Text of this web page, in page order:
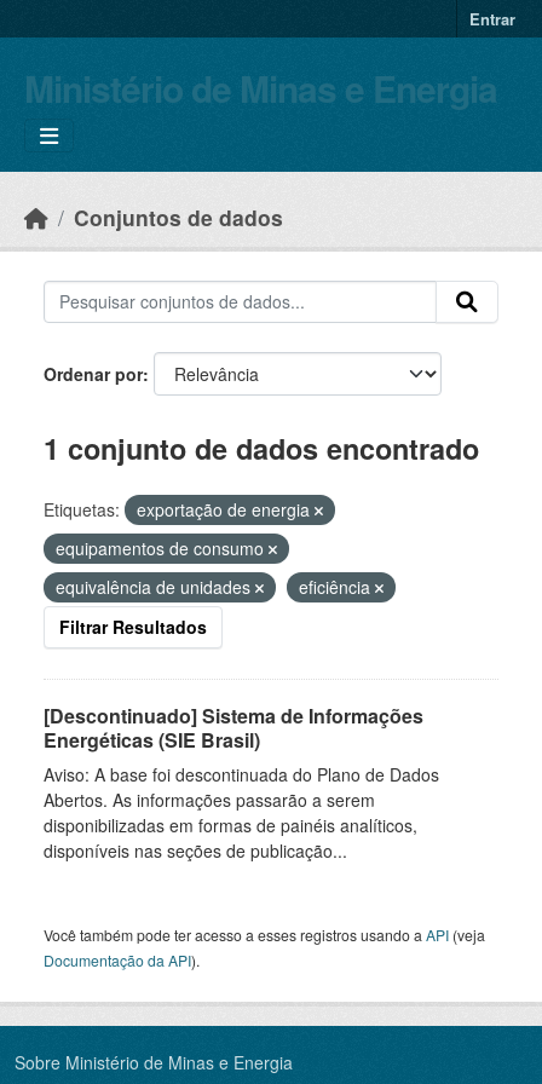
Entrar
Ministério de Minas e Energia
Conjuntos de dados
Ordenar por
1 conjunto de dados encontrado
Etiquetas:
exportação de energia
equipamentos de consumo
equivalência de unidades
eficiência
Filtrar Resultados
[Descontinuado] Sistema de Informações
Energéticas (SIE Brasil)
Aviso: A base foi descontinuada do Plano de Dados
Abertos. As informações passarão a serem
disponibilizadas em formas de painéis analíticos,
disponíveis nas seções de publicação...
Você também pode ter acesso a esses registros usando a API (veja
Documentação da API).
Sobre Ministério de Minas e Energia